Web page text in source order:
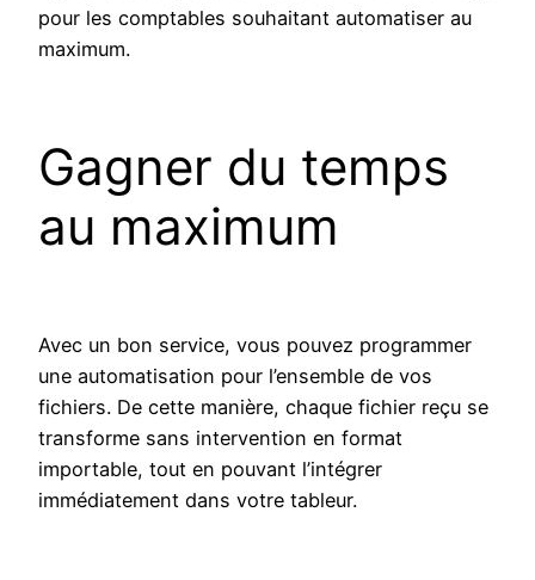
pour les comptables souhaitant automatiser au
maximum.
Gagner du temps
au maximum
Avec un bon service, vous pouvez programmer
une automatisation pour l’ensemble de vos
fichiers. De cette manière, chaque fichier reçu se
transforme sans intervention en format
importable, tout en pouvant l’intégrer
immédiatement dans votre tableur.